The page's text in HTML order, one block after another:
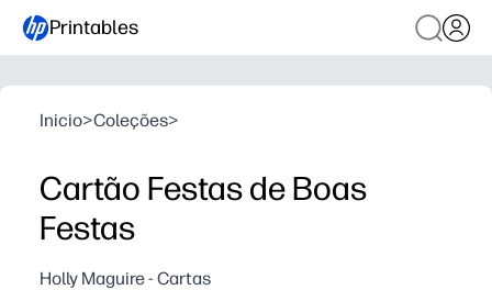
Printables
Inicio>Coleções>
Cartão Festas de Boas
Festas
Holly Maguire - Cartas